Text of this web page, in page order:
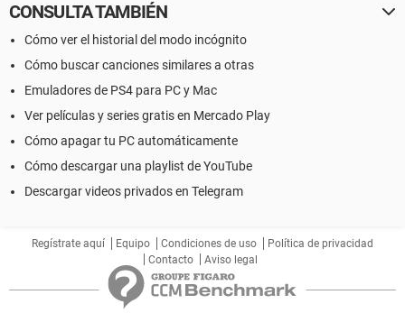
CONSULTA TAMBIÉN
Cómo ver el historial del modo incógnito
Cómo buscar canciones similares a otras
Emuladores de PS4 para PC y Mac
Ver películas y series gratis en Mercado Play
Cómo apagar tu PC automáticamente
Cómo descargar una playlist de YouTube
Descargar videos privados en Telegram
Regístrate aquí Equipo Condiciones de uso
Política de privacidad
Contacto
Aviso legal